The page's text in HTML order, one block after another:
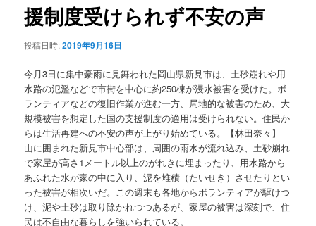
ョ
ン
援制度受けられず不安の声
投稿日時:2019年9月16日
今月3日に集中豪雨に見舞われた岡山県新見市は、土砂崩れや用
水路の氾濫などで市街を中心に約250棟が浸水被害を受けた。ボ
ランティアなどの復旧作業が進む一方、局地的な被害のため、大
規模被害を想定した国の支援制度の適用は受けられない。住民か
らは生活再建への不安の声が上がり始めている。【林田奈々】
山に囲まれた新見市中心部は、周囲の雨水が流れ込み、土砂崩れ
で家屋が高さ1メートル以上のがれきに埋まったり、用水路から
あふれた水が家の中に入り、泥を堆積（たいせき）させたりとい
った被害が相次いだ。この週末も各地からボランティアが駆けつ
け、泥や土砂は取り除かれつつあるが、家屋の被害は深刻で、住
民は不自由な暮らしを強いられている。